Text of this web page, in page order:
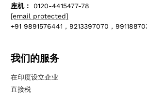
座机：
0120-4415477-78
[email protected]
+91 9891576441，9213397070，
我们的服务
在印度设立企业
直接税